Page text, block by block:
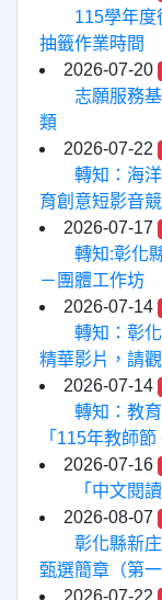
115學年度
抽籤作業時間
2026-07-20
志願服務
類
2026-07-22
轉知：海
育創意短影音
2026-07-17
轉知:彰化
－團體工作坊
2026-07-14
轉知：彰
精華影片，請
2026-07-14
轉知：教
「115年教師
2026-07-16
「中文閱
2026-08-07
彰化縣新
甄選簡章（第
2026-07-22